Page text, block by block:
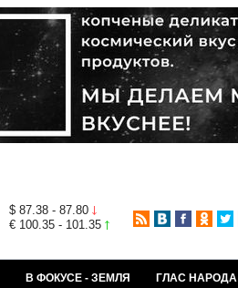
$ 87.38 - 87.80
€ 100.35 - 101.35
В ФОКУСЕ - ЗЕМЛЯ ГЛАС НАРОДА